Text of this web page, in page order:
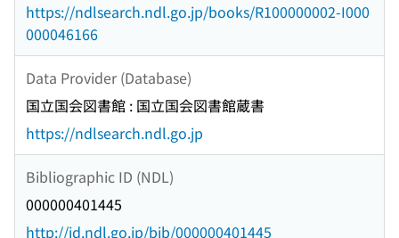
https://ndlsearch.ndl.go.jp/books/R100000002-I000
000046166
Data Provider (Database)
国立国会図書館 : 国立国会図書館蔵書
https://ndlsearch.ndl.go.jp
Bibliographic ID (NDL)
000000401445
http://id.ndl.go.jp/bib/000000401445